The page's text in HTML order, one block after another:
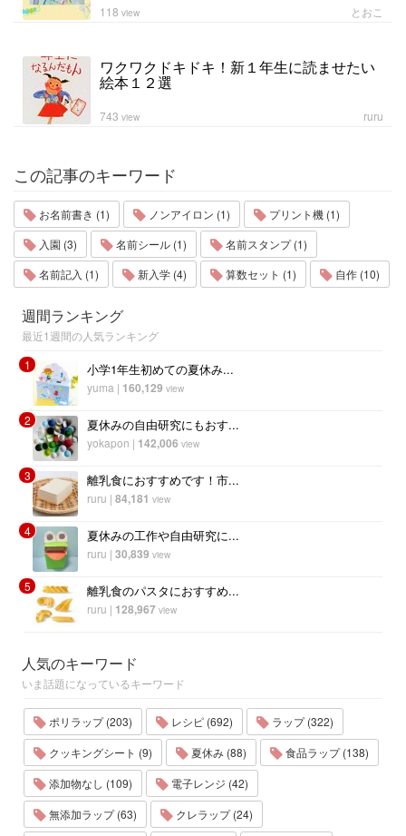
とおこ
118 view
ワクワクドキドキ！新１年生に読ませたい
絵本１２選
ruru
743 view
この記事のキーワード
お名前書き (1) ノンアイロン (1)
プリント機 (1)
入園 (3)
名前シール (1)
名前スタンプ (1)
名前記入 (1)
新入学 (4) 算数セット (1) 自作 (10)
週間ランキング
最近1週間の人気ランキング
1
小学1年生初めての夏休み...
yuma | 160,129 view
2 夏休みの自由研究にもおす...
yokapon | 142,006 view
3 離乳食におすすめです！市...
ruru | 84,181 view
4 夏休みの工作や自由研究に...
ruru | 30,839 view
5 離乳食のパスタにおすすめ...
ruru | 128,967 view
人気のキーワード
いま話題になっているキーワード
ポリラップ (203) レシピ (692)
ラップ (322)
クッキングシート (9)
夏休み (88)
食品ラップ (138)
添加物なし (109)
電子レンジ (42)
無添加ラップ (63)
クレラップ (24)